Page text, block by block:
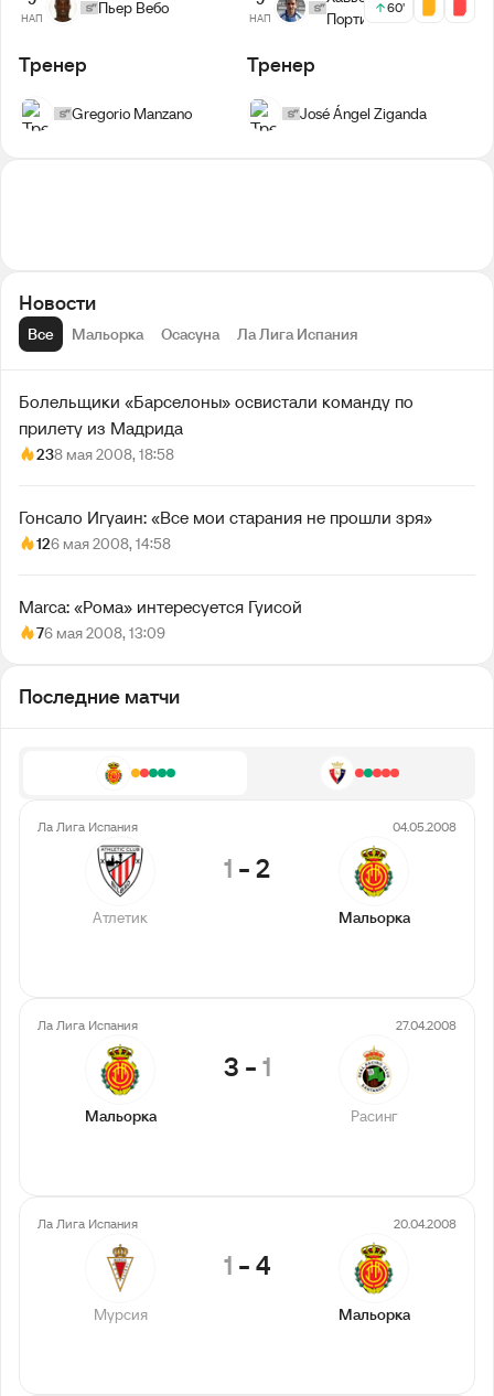
НАП
Пьер Вебо
НАП
Портильо
60'
Тренер
Gregorio Manzano
Тренер
José Ángel Ziganda
Новости
Все Мальорка Осасуна Ла Лига Испания
Болельщики «Барселоны» освистали команду по
прилету из Мадрида
238 мая 2008, 18:58
Гонсало Игуаин: «Все мои старания не прошли зря»
126 мая 2008, 14:58
Marca: «Рома» интересуется Гуисой
76 мая 2008, 13:09
Последние матчи
Ла Лига Испания 04.05.2008
Атлетик
1 -2
Мальорка
Ла Лига Испания 27.04.2008
Мальорка
3 -1
Расинг
Ла Лига Испания 20.04.2008
Мурсия
1 -4
Мальорка